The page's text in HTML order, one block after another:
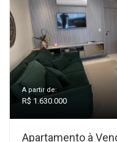
A partir de:
R$ 1.630.000
Apartamento à